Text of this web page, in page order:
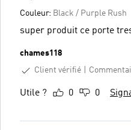
Couleur: Black / Purple Rush
super produit ce porte
chames118
Client vérifié
Utile ? 0 0